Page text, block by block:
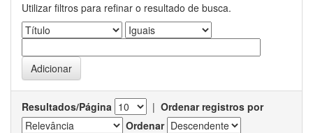
Utilizar filtros para refinar o resultado de busca.
Resultados/Página | Ordenar registros por
Ordenar